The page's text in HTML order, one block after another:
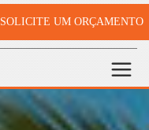
SOLICITE UM ORÇAMENTO